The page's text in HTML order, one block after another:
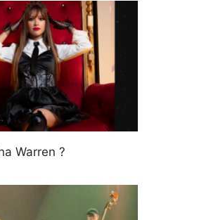
Warren ?